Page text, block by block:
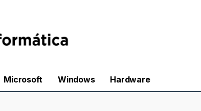
Microsoft Windows Hardware